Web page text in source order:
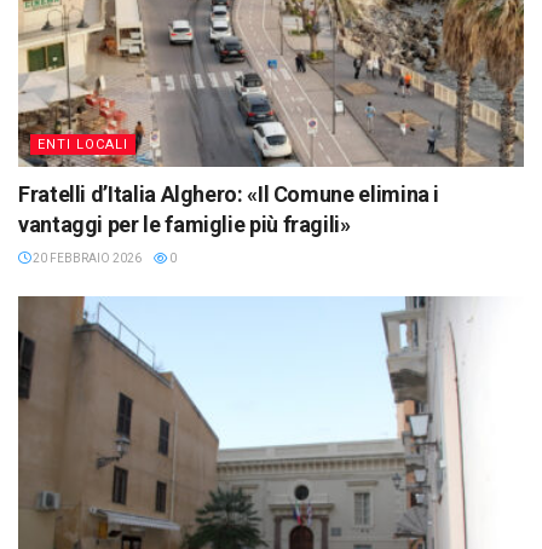
ENTI LOCALI
Fratelli d’Italia Alghero: «Il Comune elimina i
vantaggi per le famiglie più fragili»
20 FEBBRAIO 2026 0